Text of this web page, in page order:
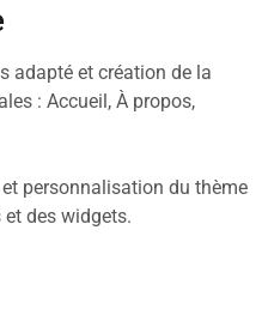
adapté et création de la
: Accueil, À propos,
personnalisation du thème
des widgets.